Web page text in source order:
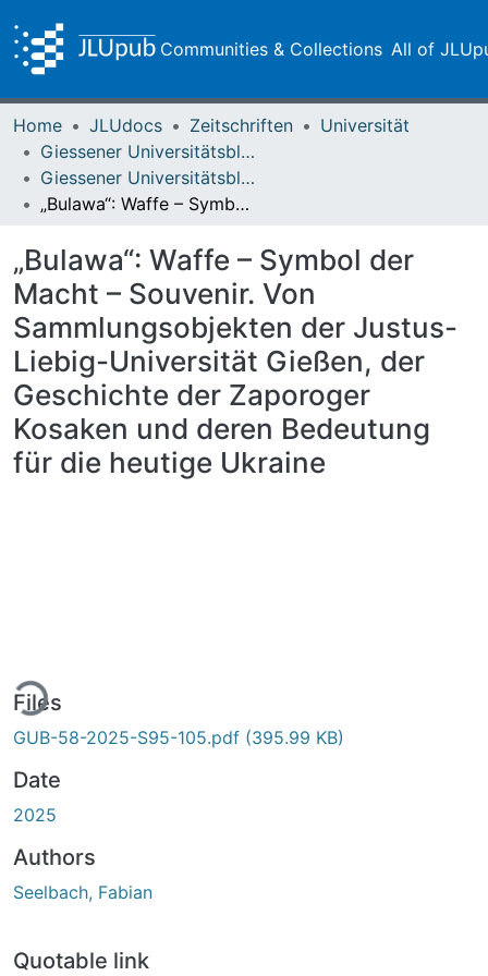
Communities & Collections All of
Home JLUdocs Zeitschriften
Universität
Giessener Universitätsblätter
Giessener Universitätsblätter 58 (2025)
„Bulawa“: Waffe – Symbol der Macht – Souvenir. Von Sammlungsobjekten der Justus-Liebig-Universität Gießen, der Geschichte der Zaporoger Kosaken und deren Bedeutung für die heutige Ukraine
„Bulawa“: Waffe – Symbol der
Macht – Souvenir. Von
Sammlungsobjekten der Justus-
Liebig-Universität Gießen, der
Geschichte der Zaporoger
Kosaken und deren Bedeutung
für die heutige Ukraine
Files
GUB-58-2025-S95-105.pdf (395.99 KB)
Date
2025
Authors
Seelbach, Fabian
Quotable link